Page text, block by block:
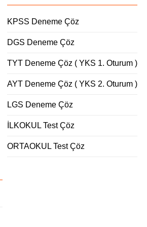
KPSS Deneme Çöz
DGS Deneme Çöz
TYT Deneme Çöz ( YKS 1. Oturum )
AYT Deneme Çöz ( YKS 2. Oturum )
LGS Deneme Çöz
İLKOKUL Test Çöz
ORTAOKUL Test Çöz